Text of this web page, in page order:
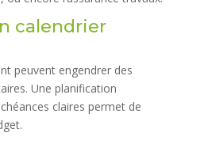
calendrier
peuvent engendrer des
Une planification
claires permet de